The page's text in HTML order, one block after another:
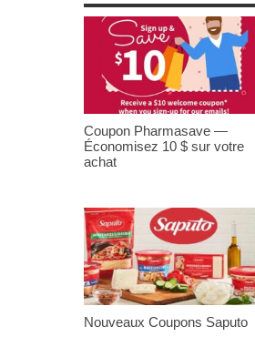
Coupon Pharmasave —
Économisez 10 $ sur votre
achat
Nouveaux Coupons Saputo